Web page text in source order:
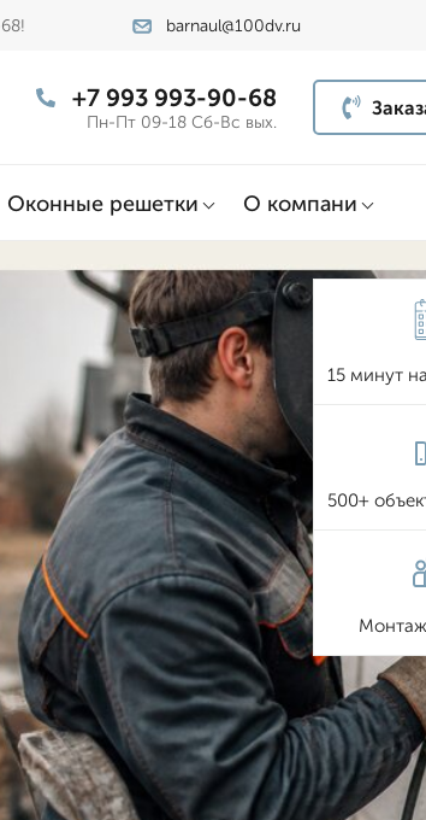
barnaul@100dv.ru
+7 993 993-90-68
Пн-Пт 09-18 Сб-Вс вых.
Оконные решетки О компани
15 минут
500+
Монтаж